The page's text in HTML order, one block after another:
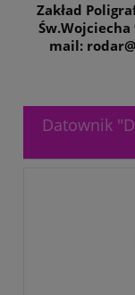
Zakład
Św.Wojciecha
mail:
Datownik